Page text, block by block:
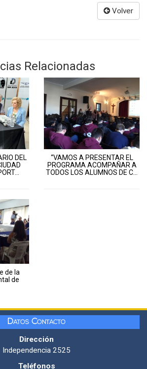
Volver
Relacionadas
DEL
“VAMOS A PRESENTAR EL
PROGRAMA ACOMPAÑAR A
TODOS LOS ALUMNOS DE C...
de la
de
Datos Contacto
Dirección
Independencia 2525
Teléfonos